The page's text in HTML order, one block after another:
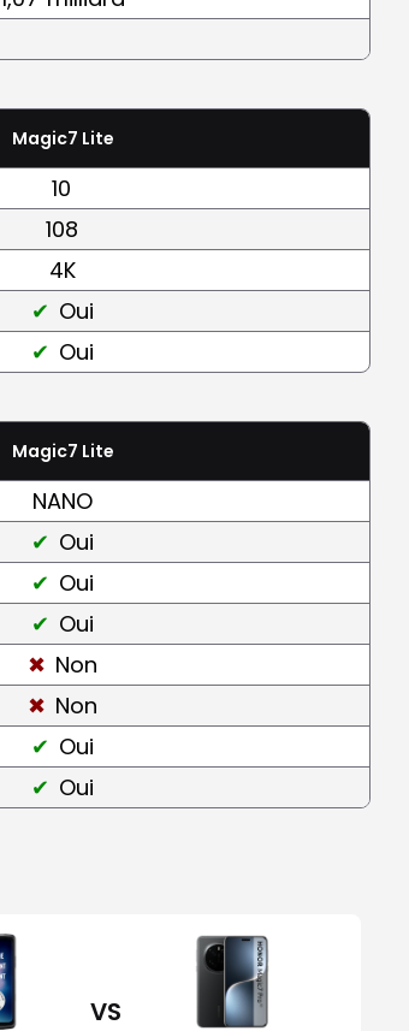
Magic7 Lite
10
108
4K
Oui
Oui
Magic7 Lite
NANO
Oui
Oui
Oui
Non
Non
Oui
Oui
VS